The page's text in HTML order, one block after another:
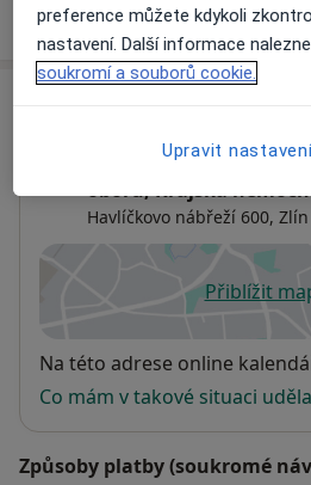
Oddělení intenzivní
oborů, Krajská
Havlíčkovo nábřeží 600, Zlín
Přiblížitse
Dostupnost
Na této adrese online
Co mám v takové situaci
Způsoby platby (soukromé
preference můžete kdykoli
nastavení. Další informace
soukromí a souborů cookie.
Upravit